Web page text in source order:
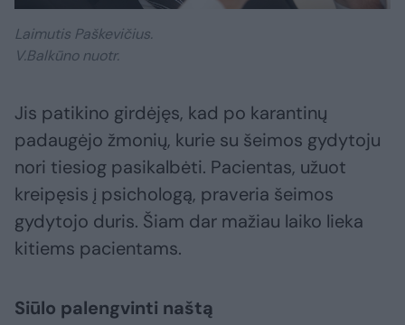
Laimutis Paškevičius.
V.Balkūno nuotr.
Jis patikino girdėjęs, kad po karantinų
padaugėjo žmonių, kurie su šeimos gydytoju
nori tiesiog pasikalbėti. Pacientas, užuot
kreipęsis į psichologą, praveria šeimos
gydytojo duris. Šiam dar mažiau laiko lieka
kitiems pacientams.
Siūlo palengvinti naštą